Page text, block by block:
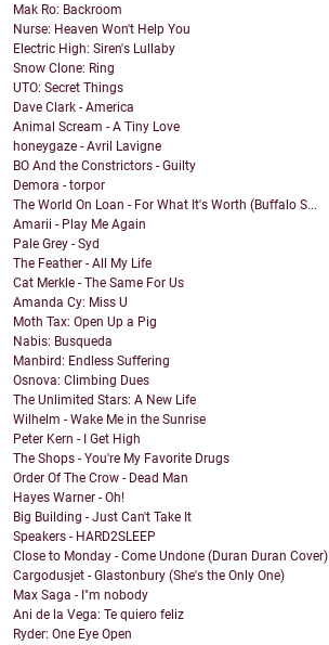
Mak Ro: Backroom
Nurse: Heaven Won't Help You
Electric High: Siren's Lullaby
Snow Clone: Ring
UTO: Secret Things
Dave Clark - America
Animal Scream - A Tiny Love
honeygaze - Avril Lavigne
BO And the Constrictors - Guilty
Demora - torpor
The World On Loan - For What It's Worth (Buffalo S...
Amarii - Play Me Again
Pale Grey - Syd
The Feather - All My Life
Cat Merkle - The Same For Us
Amanda Cy: Miss U
Moth Tax: Open Up a Pig
Nabis: Busqueda
Manbird: Endless Suffering
Osnova: Climbing Dues
The Unlimited Stars: A New Life
Wilhelm - Wake Me in the Sunrise
Peter Kern - I Get High
The Shops - You're My Favorite Drugs
Order Of The Crow - Dead Man
Hayes Warner - Oh!
Big Building - Just Can't Take It
Speakers - HARD2SLEEP
Close to Monday - Come Undone (Duran Duran Cover)
Cargodusjet - Glastonbury (She's the Only One)
Max Saga - I"m nobody
Ani de la Vega: Te quiero feliz
Ryder: One Eye Open